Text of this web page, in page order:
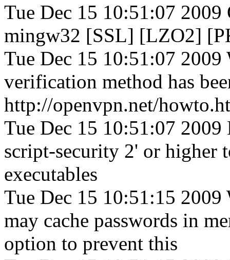
Tue Dec 15 10:51:07
mingw32 [SSL] [LZO2]
Tue Dec 15 10:51:07
verification method has
http://openvpn.net/
Tue Dec 15 10:51:07
script-security 2' or higher
executables
Tue Dec 15 10:51:15
may cache passwords in
option to prevent this